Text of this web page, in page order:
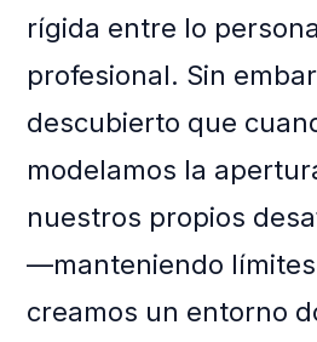
rígida entre lo
profesional. Sin
descubierto que
modelamos la
nuestros propios
—manteniendo
creamos un entorno